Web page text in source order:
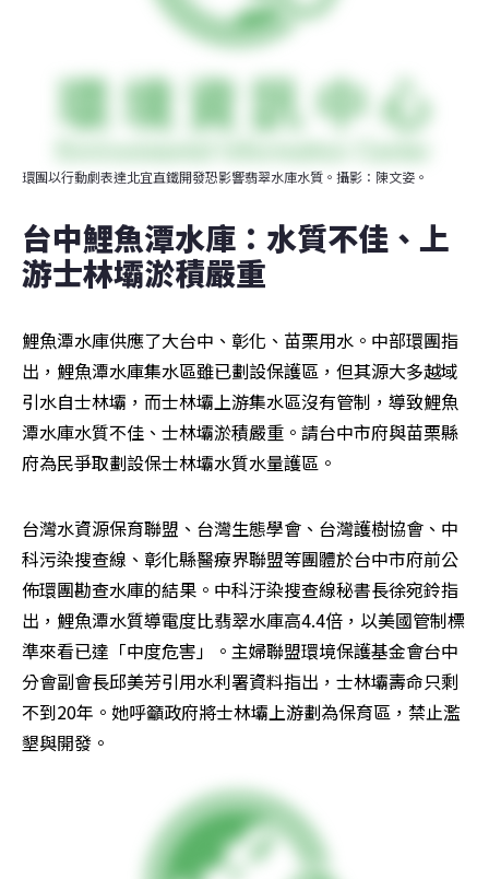
環團以行動劇表達北宜直鐵開發恐影響翡翠水庫水質。攝影：陳文姿。
台中鯉魚潭水庫：水質不佳、上
游士林壩淤積嚴重
鯉魚潭水庫供應了大台中、彰化、苗栗用水。中部環團指
出，鯉魚潭水庫集水區雖已劃設保護區，但其源大多越域
引水自士林壩，而士林壩上游集水區沒有管制，導致鯉魚
潭水庫水質不佳、士林壩淤積嚴重。請台中市府與苗栗縣
府為民爭取劃設保士林壩水質水量護區。
台灣水資源保育聯盟、台灣生態學會、台灣護樹協會、中
科污染搜查線、彰化縣醫療界聯盟等團體於台中市府前公
佈環團勘查水庫的結果。中科汙染搜查線秘書長徐宛鈴指
出，鯉魚潭水質導電度比翡翠水庫高4.4倍，以美國管制標
準來看已達「中度危害」。主婦聯盟環境保護基金會台中
分會副會長邱美芳引用水利署資料指出，士林壩壽命只剩
不到20年。她呼籲政府將士林壩上游劃為保育區，禁止濫
墾與開發。